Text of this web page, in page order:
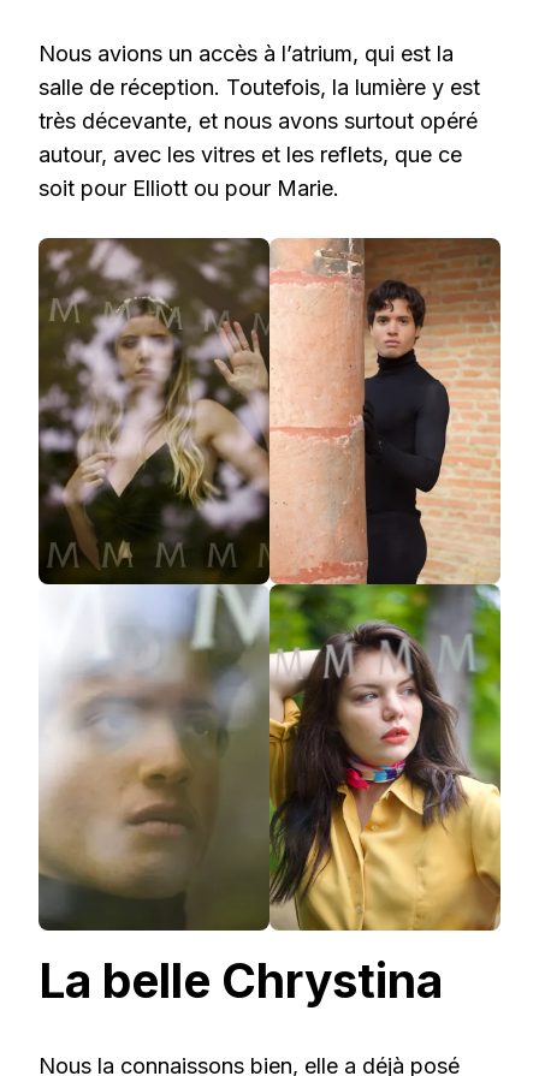
Nous avions un accès à l’atrium, qui est la
salle de réception. Toutefois, la lumière y est
très décevante, et nous avons surtout opéré
autour, avec les vitres et les reflets, que ce
soit pour Elliott ou pour Marie.
La belle Chrystina
Nous la connaissons bien, elle a déjà posé